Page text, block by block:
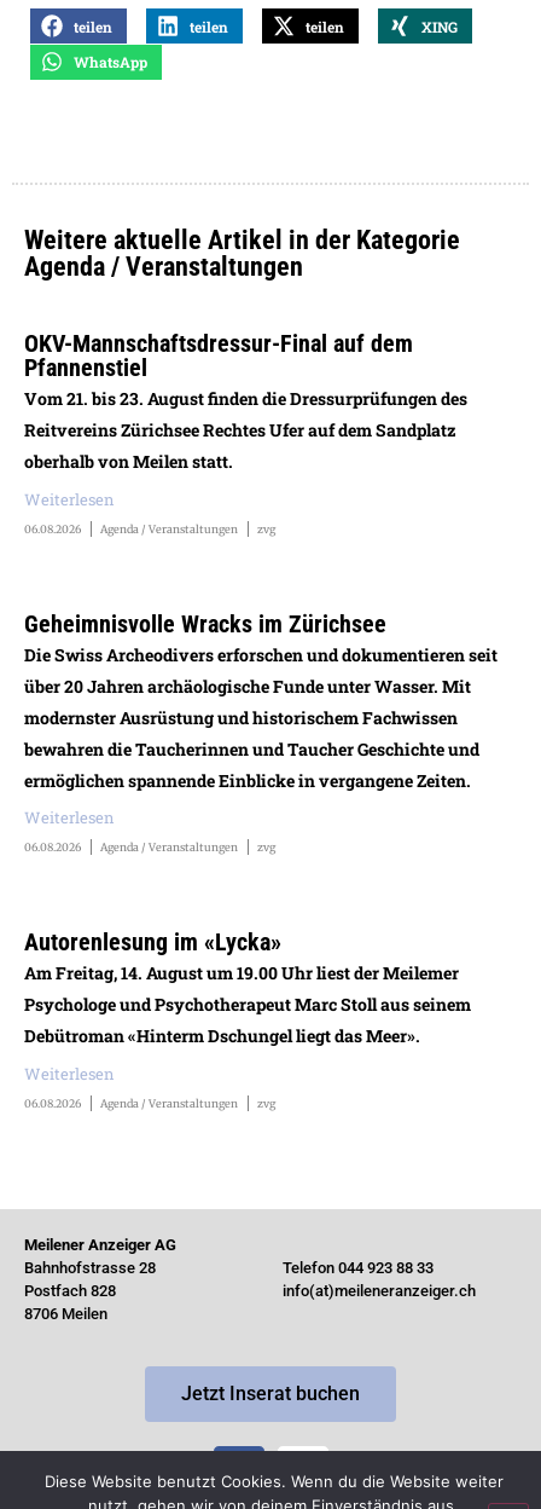
teilen teilen teilen
XING
WhatsApp
Weitere aktuelle Artikel in der Kategorie
Agenda / Veranstaltungen
OKV-Mannschaftsdressur-Final auf dem
Pfannenstiel
Vom 21. bis 23. August finden die Dressurprüfungen des
Reitvereins Zürichsee Rechtes Ufer auf dem Sandplatz
oberhalb von Meilen statt.
Weiterlesen
06.08.2026 Agenda / Veranstaltungen zvg
Geheimnisvolle Wracks im Zürichsee
Die Swiss Archeodivers erforschen und dokumentieren seit
über 20 Jahren archäologische Funde unter Wasser. Mit
modernster Ausrüstung und historischem Fachwissen
bewahren die Taucherinnen und Taucher Geschichte und
ermöglichen spannende Einblicke in vergangene Zeiten.
Weiterlesen
06.08.2026 Agenda / Veranstaltungen zvg
Autorenlesung im «Lycka»
Am Freitag, 14. August um 19.00 Uhr liest der Meilemer
Psychologe und Psychotherapeut Marc Stoll aus seinem
Debütroman «Hinterm Dschungel liegt das Meer».
Weiterlesen
06.08.2026 Agenda / Veranstaltungen zvg
Meilener Anzeiger AG
Bahnhofstrasse 28
Postfach 828
8706 Meilen
Telefon 044 923 88 33
info(at)meileneranzeiger.ch
Jetzt Inserat buchen
Diese Website benutzt Cookies. Wenn du die Website weiter